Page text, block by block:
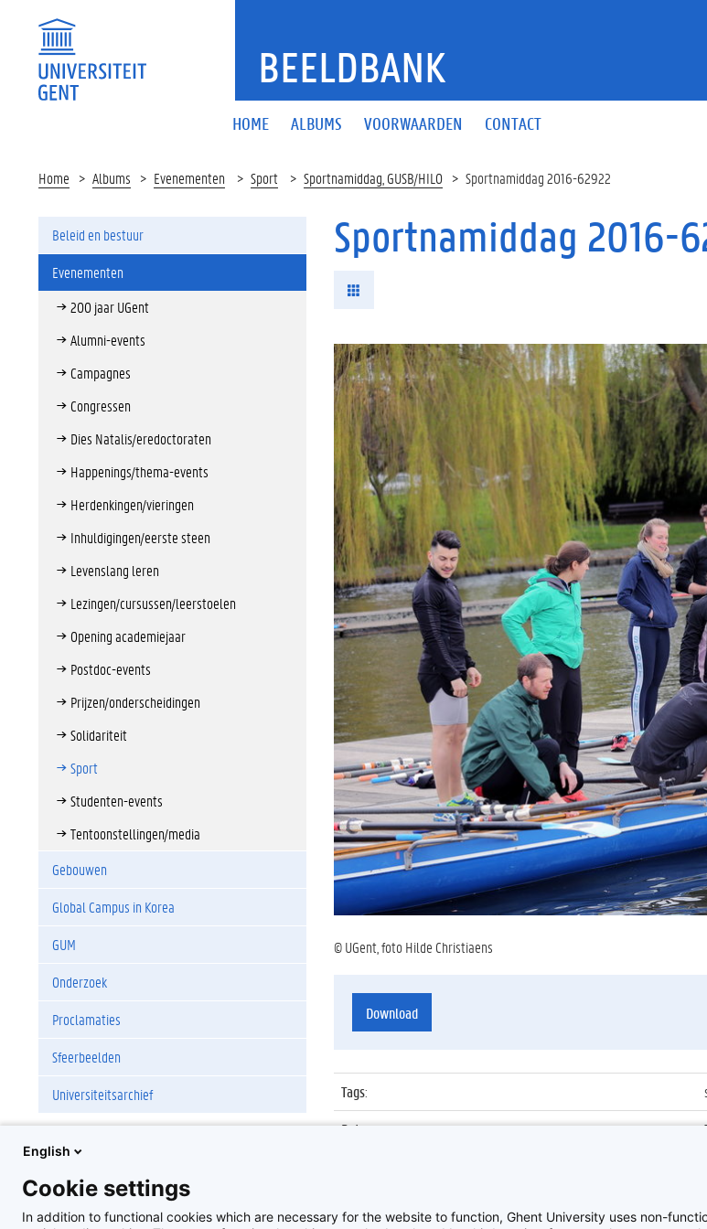
BEELDBANK
HOME ALBUMS VOORWAARDEN CONTACT
Home Albums Evenementen Sport Sportnamiddag, GUSB/HILO Sportnamiddag 2016-62922
Beleid en bestuur
Evenementen
200 jaar UGent
Alumni-events
Campagnes
Congressen
Dies Natalis/eredoctoraten
Happenings/thema-events
Herdenkingen/vieringen
Inhuldigingen/eerste steen
Levenslang leren
Lezingen/cursussen/leerstoelen
Opening academiejaar
Postdoc-events
Prijzen/onderscheidingen
Solidariteit
Sport
Studenten-events
Tentoonstellingen/media
Gebouwen
Global Campus in Korea
GUM
Onderzoek
Proclamaties
Sfeerbeelden
Universiteitsarchief
Sportnamiddag 2016-
© UGent, foto Hilde Christiaens
Download
Tags:
Datum:
English
Cookie settings
In addition to functional cookies which are necessary for the website to function, Ghent University uses non-